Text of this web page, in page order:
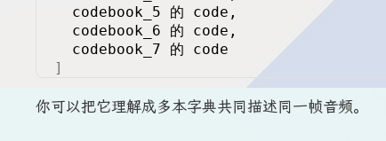
  codebook_5 的 code,
  codebook_6 的 code,
  codebook_7 的 code
]
你可以把它理解成多本字典共同描述同一帧音频。